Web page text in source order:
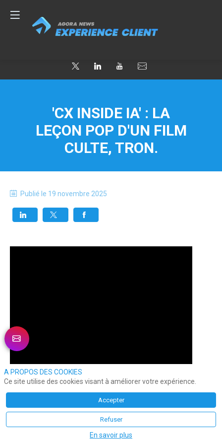
'CX INSIDE IA' : LA
LEÇON POP D'UN FILM
CULTE, TRON.
Publié le 19 novembre 2025
Même si on tente de se rassurer, l’IA fout la trouille
A PROPOS DES COOKIES
Ce site utilise des cookies visant à améliorer votre expérience.
Accepter
Refuser
En savoir plus